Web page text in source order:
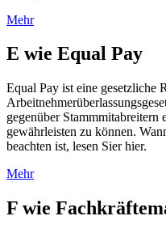
Mehr
E wie Equal Pay
Equal Pay ist eine gesetzliche
gegenüber Stammmitabreitern
gewährleisten zu können.
beachten ist, lesen Sier hier.
Mehr
F wie